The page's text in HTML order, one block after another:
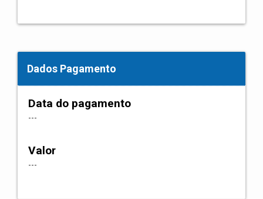
Dados Pagamento
Data do pagamento
---
Valor
---